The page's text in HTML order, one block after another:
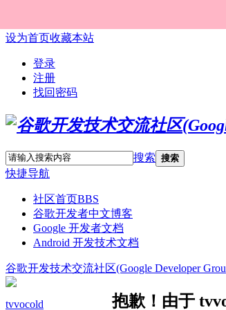
设为首页收藏本站
登录
注册
找回密码
搜索 搜索
快捷导航
社区首页BBS
谷歌开发者中文博客
Google 开发者文档
Android 开发技术文档
谷歌开发技术交流社区(Google Developer
tvvocold 抱歉！由于